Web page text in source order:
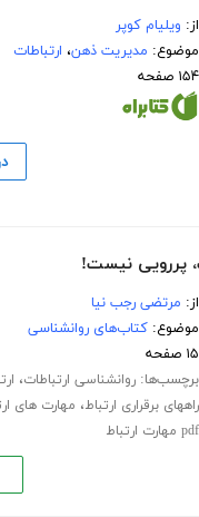
از: ویلیام کوپر
موضوع: مدیریت ذهن، ارتباطات
۱۵۴ صفحه
پررویی نیست!
از: مرتضی رجب نیا
موضوع:کتاب‌های روانشناسی
۱۵ صفحه
برچسب‌ها:روانشناسی ارتباطات،
راههای برقراری ارتباط، مهارت های
pdf مهارت ارتباط